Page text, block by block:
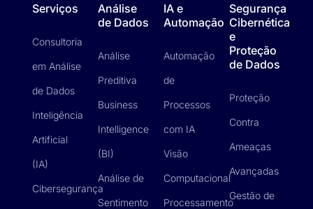
Serviços
Consultoria
em Análise
de Dados
Inteligência
Artificial
(IA)
Cibersegurança
Análise
de Dados
Análise
Preditiva
Business
Intelligence
(BI)
Análise de
Sentimento
IA e
Automação
Automação
de
Processos
com IA
Visão
Computacional
Processamento
Segurança
Cibernética
e
Proteção
de Dados
Proteção
Contra
Ameaças
Avançadas
Gestão de